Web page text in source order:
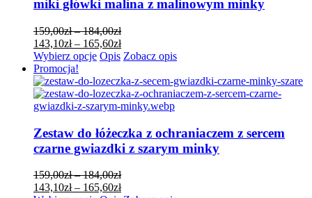
wybrać
stronie
produktu
miki główki malina z malinowym minky
159,00zł – 184,00złZakres
cen:
od
do
184,00zł
143,10zł – 165,60złZakres
cen:
143,10zł
do
165,60zł
Wybierz opcje Ten
ma
wiele
wariantów.
można
wybrać
na
produktu
Opis Zobacz opis
Promocja!
Zestaw do łóżeczka z ochraniaczem z sercem
czarne gwiazdki z szarym minky
159,00zł – 184,00złZakres
cen:
143,10zł – 165,60złZakres